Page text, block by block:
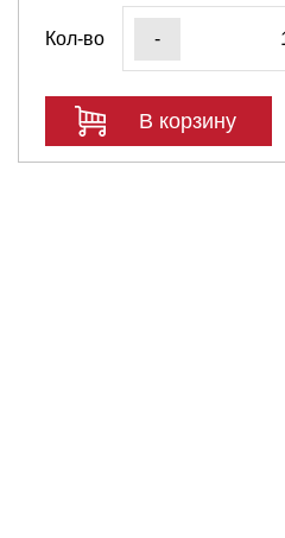
Кол-во -
В корзину